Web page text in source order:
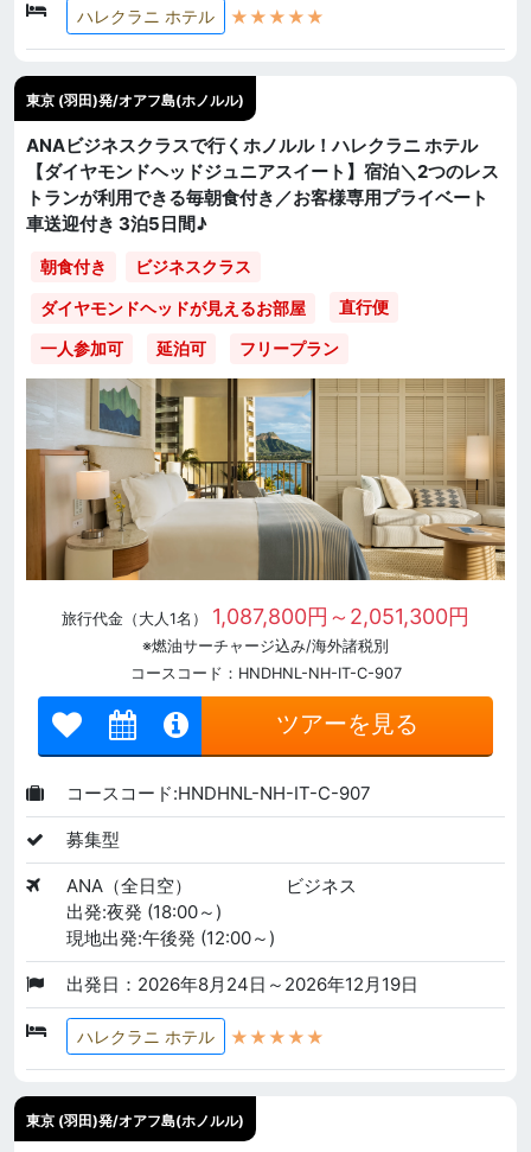
ハレクラニ ホテル ★★★★★
東京 (羽田)発/オアフ島(ホノルル)
ANAビジネスクラスで行くホノルル！ハレクラニ ホテル
【ダイヤモンドヘッドジュニアスイート】宿泊＼2つのレス
トランが利用できる毎朝食付き／お客様専用プライベート
車送迎付き 3泊5日間♪
朝食付き ビジネスクラス
ダイヤモンドヘッドが見えるお部屋 直行便
一人参加可 延泊可 フリープラン
旅行代金（大人1名） 1,087,800円～2,051,300円
※燃油サーチャージ込み/海外諸税別
コースコード：HNDHNL-NH-IT-C-907
ツアーを見る
コースコード:HNDHNL-NH-IT-C-907
募集型
ANA（全日空）
ビジネス
出発:夜発 (18:00～)
現地出発:午後発 (12:00～)
出発日：2026年8月24日～2026年12月19日
ハレクラニ ホテル ★★★★★
東京 (羽田)発/オアフ島(ホノルル)